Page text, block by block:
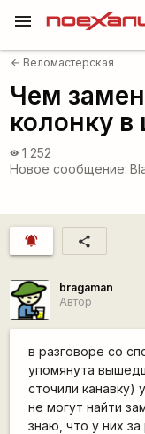
menu
arrow_back Веломастерская
Чем
колонку в
visibility 1 252
Новое сообщение:
notifications_active share
bragaman
Автор
в разговоре со
упомянута
сточили канавку)
не могут найти
знаю, что у них